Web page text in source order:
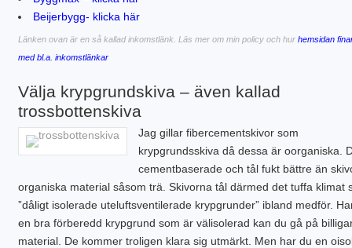
Beijerbygg- klicka här
Länken ovan är en så kallad inkomstlänk. Läs mer om min policy och hur hemsidan
med bl.a. inkomstlänkar
Välja krypgrundskiva – även kallad
trossbottenskiva
Jag gillar fibercementskivor som
krypgrundsskiva då dessa är oorganiska.
cementbaserade och tål fukt bättre än
organiska material såsom trä. Skivorna tål därmed det tuffa klimat
”dåligt isolerade uteluftsventilerade krypgrunder” ibland medför.
en bra förberedd krypgrund som är välisolerad kan du gå på
material. De kommer troligen klara sig utmärkt. Men har du en